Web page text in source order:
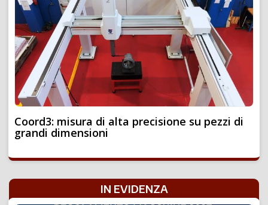
Coord3: misura di alta precisione su pezzi di
grandi dimensioni
IN EVIDENZA